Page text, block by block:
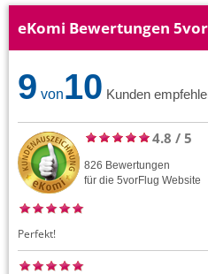
eKomi Bewertungen
9 von10 Kunden
4.8 / 5
826 Bewertungen
für die 5vorFlug Website
Perfekt!